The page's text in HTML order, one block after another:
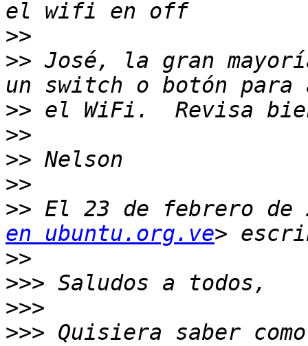
>>
>> José, la gran
>>
>>
>>
>>
>> El 23 de febrero de
en ubuntu.org.ve
>>
>>>
>>>
>>> Quisiera saber